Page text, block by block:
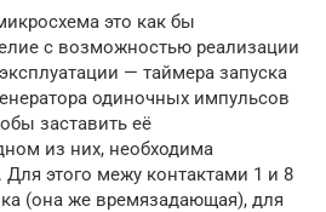
это как бы
с возможностью реализации
— таймера запуска
одиночных импульсов
заставить её
из них, необходима
этого межу контактами 1 и 8
(она же времязадающая), для